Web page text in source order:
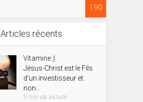
190
Articles récents
Vitamine J
Jésus-Christ est le Fils
d’un investisseur et
non...
5 min de lecture